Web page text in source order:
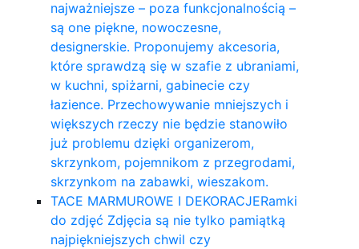
najważniejsze – poza funkcjonalnością –
są one piękne, nowoczesne,
designerskie. Proponujemy akcesoria,
które sprawdzą się w szafie z ubraniami,
w kuchni, spiżarni, gabinecie czy
łazience. Przechowywanie mniejszych i
większych rzeczy nie będzie stanowiło
już problemu dzięki organizerom,
skrzynkom, pojemnikom z przegrodami,
skrzynkom na zabawki, wieszakom.
TACE MARMUROWE I DEKORACJERamki
do zdjęć Zdjęcia są nie tylko pamiątką
najpiękniejszych chwil czy